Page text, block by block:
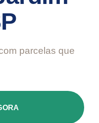
parcelas que